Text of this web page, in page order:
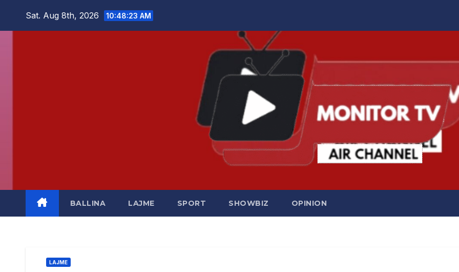
Sat. Aug 8th, 2026 10:48:23 AM
BALLINA LAJME SPORT SHOWBIZ OPINION
LAJME